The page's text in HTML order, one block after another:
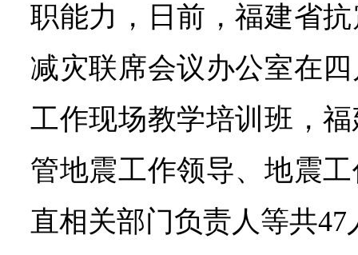
职能力，日前，福建省
减灾联席会议办公室在
工作现场教学培训班，
管地震工作领导、地震
直相关部门负责人等共